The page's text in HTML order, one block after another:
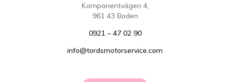
Komponentvägen 4,
961 43 Boden
0921 – 47 02 90
info@tordsmotorservice.com